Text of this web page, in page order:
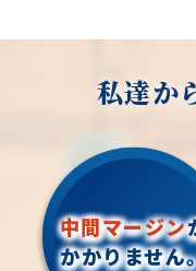
私達か
中間マージン
かかりません